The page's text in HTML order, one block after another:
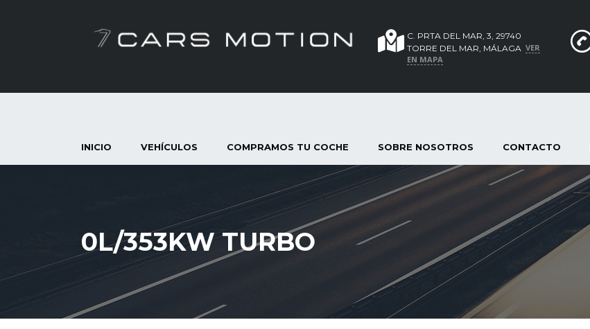
C. PRTA DEL MAR, 3, 29740
TORRE DEL MAR, MÁLAGA VER
EN MAPA
INICIO VEHÍCULOS COMPRAMOS TU COCHE SOBRE NOSOTROS CONTACTO
0L/353KW TURBO